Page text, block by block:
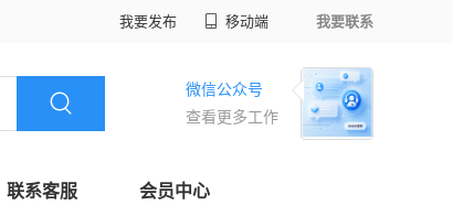
我要发布 移动端 我要联系
微信公众号
查看更多工作
联系客服 会员中心